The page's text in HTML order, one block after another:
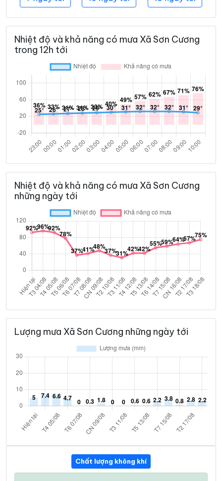
Nhiệt độ và khả năng có mưa Xã Sơn Cương
trong 12h tới
Nhiệt độ và khả năng có mưa Xã Sơn Cương
những ngày tới
Lượng mưa Xã Sơn Cương những ngày tới
Chất lượng không khí